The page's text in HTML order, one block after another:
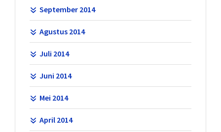
September 2014
Agustus 2014
Juli 2014
Juni 2014
Mei 2014
April 2014